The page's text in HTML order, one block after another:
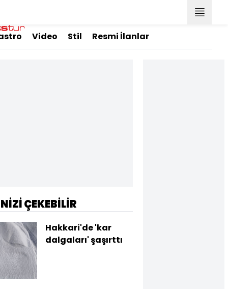
Video Stil Resmi İlanlar
ÇEKEBİLİR
Hakkari'de 'kar
dalgaları' şaşırttı